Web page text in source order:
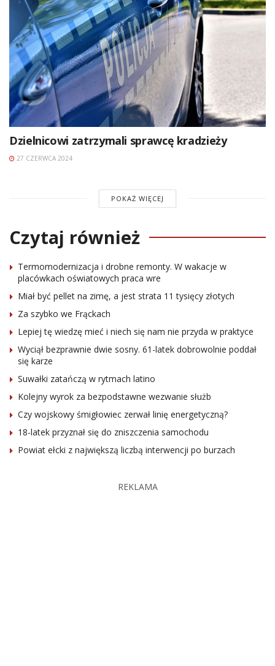
Dzielnicowi zatrzymali sprawcę kradzieży
27 CZERWCA 2024
POKAŻ WIĘCEJ
Czytaj również
Termomodernizacja i drobne remonty. W wakacje w
placówkach oświatowych praca wre
Miał być pellet na zimę, a jest strata 11 tysięcy złotych
Za szybko we Frąckach
Lepiej tę wiedzę mieć i niech się nam nie przyda w praktyce
Wyciął bezprawnie dwie sosny. 61-latek dobrowolnie poddał
się karze
Suwałki zatańczą w rytmach latino
Kolejny wyrok za bezpodstawne wezwanie służb
Czy wojskowy śmigłowiec zerwał linię energetyczną?
18-latek przyznał się do zniszczenia samochodu
Powiat ełcki z największą liczbą interwencji po burzach
REKLAMA